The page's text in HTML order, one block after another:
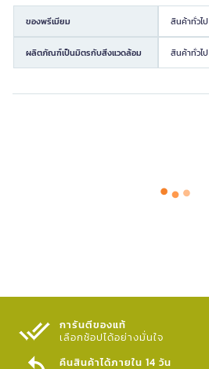
ของพรีเมียม สินค้าทั่วไป
ผลิตภัณฑ์เป็นมิตรกับสิ่งแวดล้อม สินค้าทั่วไป
การันตีของแท้
เลือกช้อปได้อย่างมั่นใจ​
คืนสินค้าได้ภายใน 14 วัน